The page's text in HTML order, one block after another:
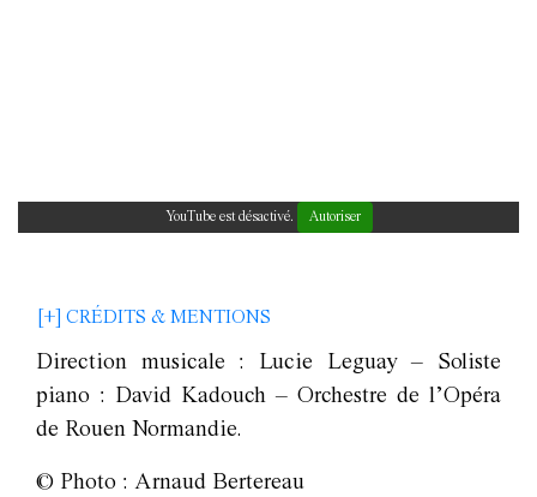
YouTube est désactivé. Autoriser
[+] CRÉDITS & MENTIONS
Direction musicale : Lucie Leguay – Soliste
piano : David Kadouch – Orchestre de l’Opéra
de Rouen Normandie.
© Photo : Arnaud Bertereau